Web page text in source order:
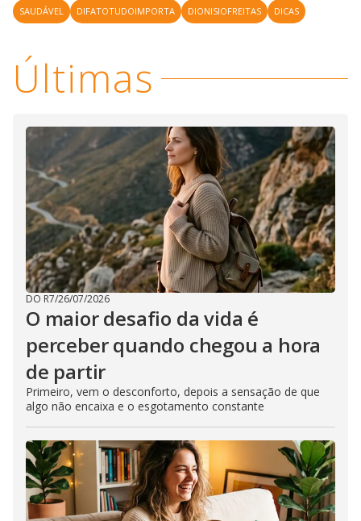
SAUDÁVEL DIFATOTUDOIMPORTA DIONISIOFREITAS DICAS
Últimas
DO R7/26/07/2026
O maior desafio da vida é
perceber quando chegou a hora
de partir
Primeiro, vem o desconforto, depois a sensação de que
algo não encaixa e o esgotamento constante